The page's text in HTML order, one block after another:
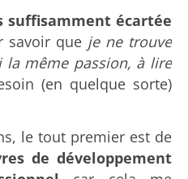
suffisamment écartée
savoir que je ne trouve
même passion, à lire
(en quelque sorte)
le tout premier est de
de développement